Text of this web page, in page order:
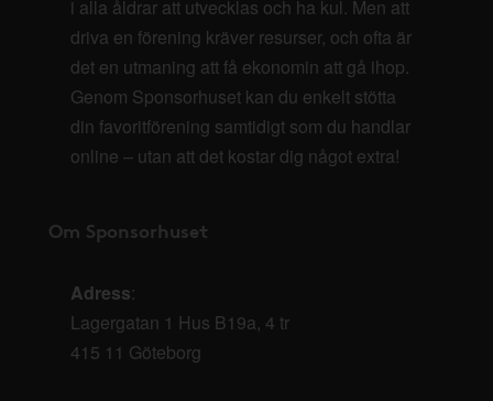
i alla åldrar att utvecklas och ha kul. Men att
driva en förening kräver resurser, och ofta är
det en utmaning att få ekonomin att gå ihop.
Genom Sponsorhuset kan du enkelt stötta
din favoritförening samtidigt som du handlar
online – utan att det kostar dig något extra!
Om Sponsorhuset
Adress:
Lagergatan 1 Hus B19a, 4 tr
415 11 Göteborg